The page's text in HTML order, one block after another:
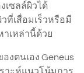
เซลล์ผิวได้
ที่เสื่อมเร็วหรือมี
เหล่านี้ด้วย
ตนเอง Geneus
าะห์แนวโน้มการ